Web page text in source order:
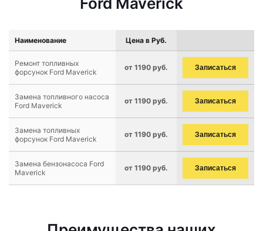
Наименование Цена в Руб.
Ремонт топливных
форсунок Ford Maverick
от 1190 руб. Записаться
Замена топливного насоса
Ford Maverick
от 1190 руб. Записаться
Замена топливных
форсунок Ford Maverick
от 1190 руб. Записаться
Замена бензонасоса Ford
Maverick
от 1190 руб. Записаться